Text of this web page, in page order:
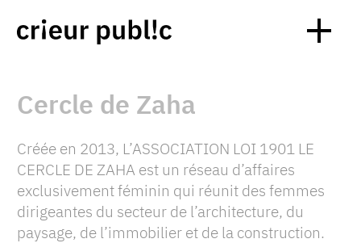
Cercle de Zaha
Créée en 2013, L’ASSOCIATION LOI 1901 LE
CERCLE DE ZAHA est un réseau d’affaires
exclusivement féminin qui réunit des femmes
dirigeantes du secteur de l’architecture, du
paysage, de l’immobilier et de la construction.